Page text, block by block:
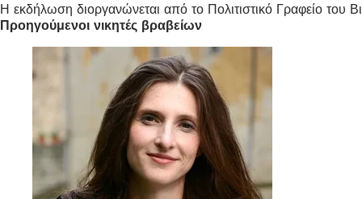
Η εκδήλωση διοργανώνεται από το Πολιτιστικό Γραφείο του
Προηγούμενοι νικητές βραβείων